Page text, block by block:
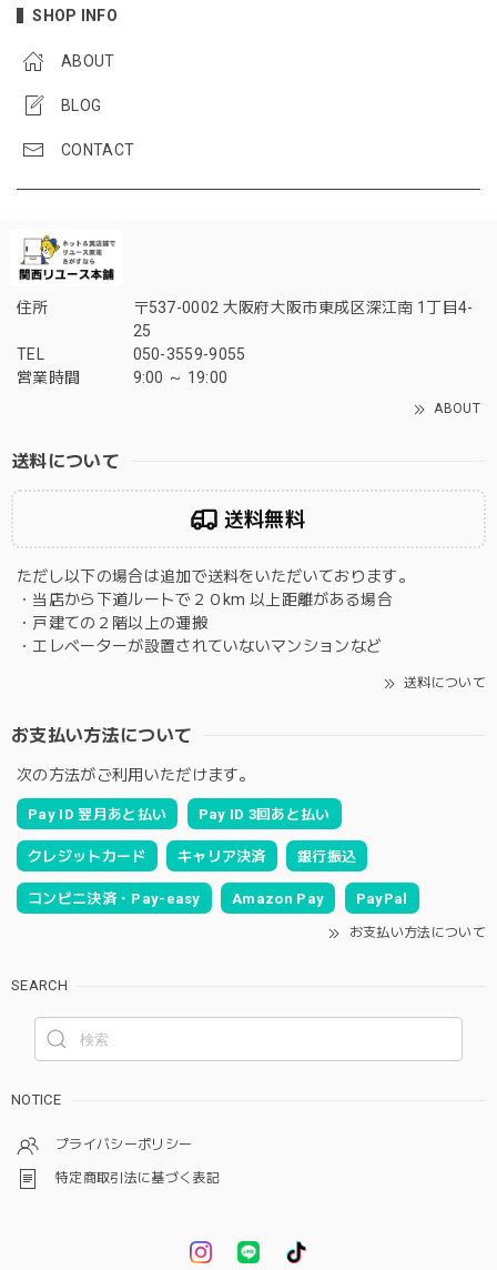
SHOP INFO
ABOUT
BLOG
CONTACT
住所
〒537-0002 大阪府大阪市東成区深江南 1丁目4-
25
TEL
050-3559-9055
営業時間
9:00 ～ 19:00
ABOUT
送料について
送料無料
ただし以下の場合は追加で送料をいただいております。
・当店から下道ルートで２０km 以上距離がある場合
・戸建ての２階以上の運搬
・エレベーターが設置されていないマンションなど
送料について
お支払い方法について
次の方法がご利用いただけます。
Pay ID 翌月あと払い Pay ID 3回あと払い
クレジットカード キャリア決済 銀行振込
コンビニ決済・Pay-easy Amazon Pay PayPal
お支払い方法について
SEARCH
NOTICE
プライバシーポリシー
特定商取引法に基づく表記